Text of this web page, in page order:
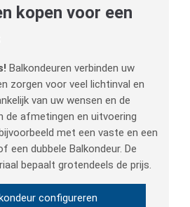
kopen voor een
Balkondeuren verbinden uw
zorgen voor veel lichtinval en
van uw wensen en de
de afmetingen en uitvoering
met een vaste en een
een dubbele Balkondeur. De
bepaalt grotendeels de prijs.
configureren